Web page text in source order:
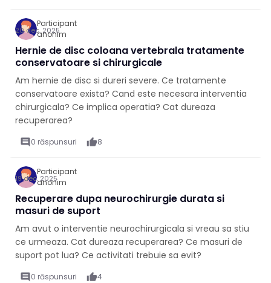
Participant
anonim
20 dec. 2025
Hernie de disc coloana vertebrala tratamente
conservatoare si chirurgicale
Am hernie de disc si dureri severe. Ce tratamente
conservatoare exista? Cand este necesara interventia
chirurgicala? Ce implica operatia? Cat dureaza
recuperarea?
comment 0 răspunsuri thumb_up8
Participant
anonim
19 dec. 2025
Recuperare dupa neurochirurgie durata si
masuri de suport
Am avut o interventie neurochirurgicala si vreau sa stiu
ce urmeaza. Cat dureaza recuperarea? Ce masuri de
suport pot lua? Ce activitati trebuie sa evit?
comment 0 răspunsuri thumb_up4